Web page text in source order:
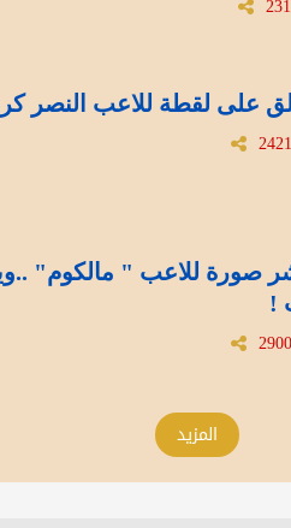
على لقطة للاعب النصر
صورة للاعب " مالكوم"
!
المزيد